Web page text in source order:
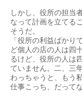
しかし、役所の担当
なって計画を立てる
そうだ。
「役所の利益ばかり
ど個人の店の人は四
るけど、役所の人は
ていません。二、三
わっちゃうと、もう
仕事こっち、だって